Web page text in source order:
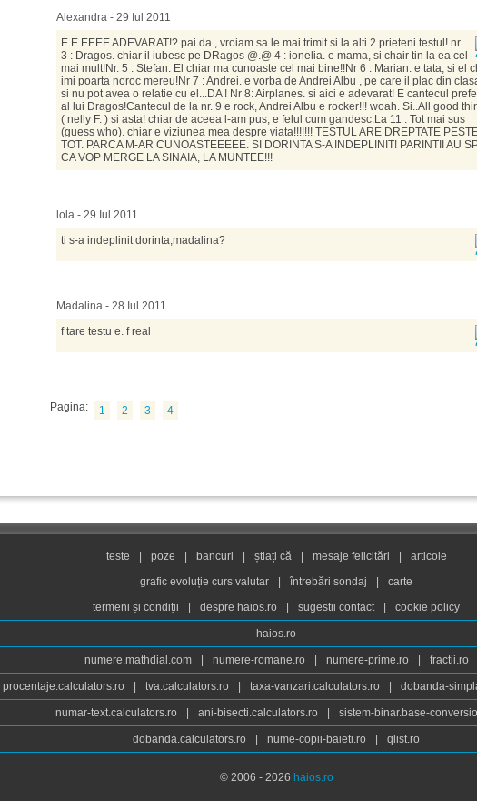
Alexandra - 29 Iul 2011
E E EEEE ADEVARAT!? pai da , vroiam sa le mai trimit si la alti 2 prieteni testul! nr
3 : Dragos. chiar il iubesc pe DRagos @.@ 4 : ionelia. e mama, si chair tin la ea cel
mai mult!Nr. 5 : Stefan. El chiar ma cunoaste cel mai bine!!Nr 6 : Marian. e tata, si el
imi poarta noroc mereu!Nr 7 : Andrei. e vorba de Andrei Albu , pe care il plac din
si nu pot avea o relatie cu el...DA ! Nr 8: Airplanes. si aici e adevarat! E cantecul
al lui Dragos!Cantecul de la nr. 9 e rock, Andrei Albu e rocker!!! woah. Si..All good
( nelly F. ) si asta! chiar de aceea l-am pus, e felul cum gandesc.La 11 : Tot mai sus
(guess who). chiar e viziunea mea despre viata!!!!!!! TESTUL ARE DREPTATE
TOT. PARCA M-AR CUNOASTEEEEE. SI DORINTA S-A INDEPLINIT! PARINTII AU
CA VOP MERGE LA SINAIA, LA MUNTEE!!!
lola - 29 Iul 2011
ti s-a indeplinit dorinta,madalina?
Madalina - 28 Iul 2011
f tare testu e. f real
Pagina: 1 2 3 4
teste poze bancuri știați că mesaje felicitări
articole
grafic evoluție curs valutar
întrebări sondaj
carte
termeni și condiții
despre haios.ro sugestii contact cookie policy
haios.ro
numere.mathdial.com numere-romane.ro numere-prime.ro fractii.ro
procentaje.calculators.ro tva.calculators.ro taxa-vanzari.calculators.ro dobanda-
numar-text.calculators.ro ani-bisecti.calculators.ro sistem-binar.base-
dobanda.calculators.ro nume-copii-baieti.ro qlist.ro
© 2006 - 2026 haios.ro